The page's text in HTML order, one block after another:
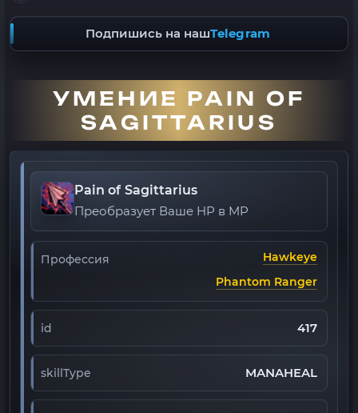
Подпишись на нашTelegram
УМЕНИЕ PAIN OF
SAGITTARIUS
Pain of Sagittarius
Преобразует Ваше HP в MP
Профессия
Hawkeye
Phantom Ranger
id 417
skillType MANAHEAL